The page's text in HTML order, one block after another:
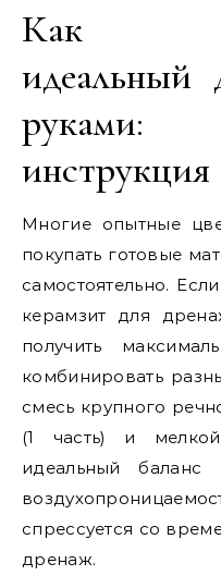
Как
идеальный
руками:
инструкция
Многие опытные
покупать готовые
самостоятельно.
керамзит для
получить
комбинировать
смесь крупного
(1 часть) и
идеальный баланс
спрессуется со
дренаж.